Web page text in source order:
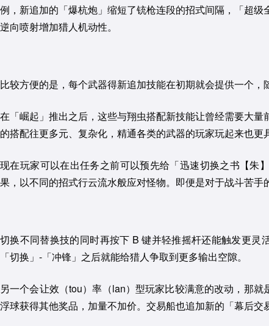
例，新追加的「爆杭炮」缩短了铳枪连段的招式间隔，「超
逆向喷射增加猎人机动性。
比较方便的是，每个武器得新追加技能在初期就会提供一个，
在「崛起」推出之后，这些与翔虫搭配新技能让曾经需要大
的搭配往更多元、复杂化，精通各类的武器的玩家玩起来也
现在玩家可以在出任务之前可以预先给「迅速切换之书【朱
果，以不同的招式行云流水般应对怪物。即便是对于战斗苦
切换不同替换技的同时再按下 B 键并轻推摇杆还能触发更
「切换」-「冲锋」之后就能给猎人争取到更多输出空隙。
另一个会让效（tou）率（lan）型玩家比较满意的改动，那
浮球获得其他奖品，加量不加价。交易船也追加新的「幕后交